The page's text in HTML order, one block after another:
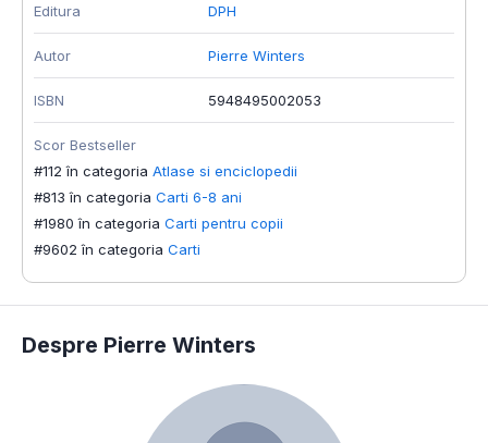
Editura DPH
Autor Pierre Winters
ISBN 5948495002053
Scor Bestseller
#112 în categoria Atlase si enciclopedii
#813 în categoria Carti 6-8 ani
#1980 în categoria Carti pentru copii
#9602 în categoria Carti
Despre Pierre Winters